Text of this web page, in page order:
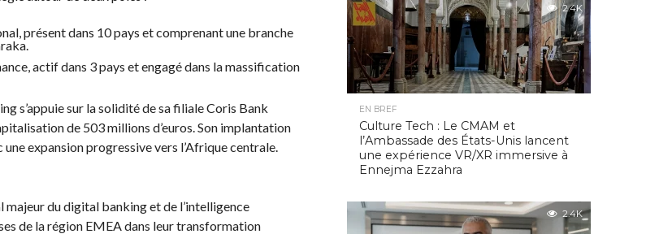
présent dans 10 pays et comprenant une branche
actif dans 3 pays et engagé dans la massification
s’appuie sur la solidité de sa filiale Coris Bank
de 503 millions d’euros. Son implantation
expansion progressive vers l’Afrique centrale.
du digital banking et de l’intelligence
de la région EMEA dans leur transformation
2.4K
EN BREF
Culture Tech : Le CMAM et
l’Ambassade des États-Unis lancent
une expérience VR/XR immersive à
Ennejma Ezzahra
2.4K